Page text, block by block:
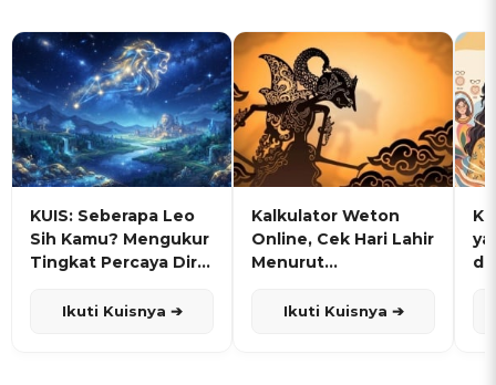
KUIS: Seberapa Leo
Sih Kamu? Mengukur
Tingkat Percaya Diri
Ikuti Kuisnya ➔
Kalkulator Weton
Online, Cek Hari Lahir
Menurut
Ikuti Kuisnya ➔